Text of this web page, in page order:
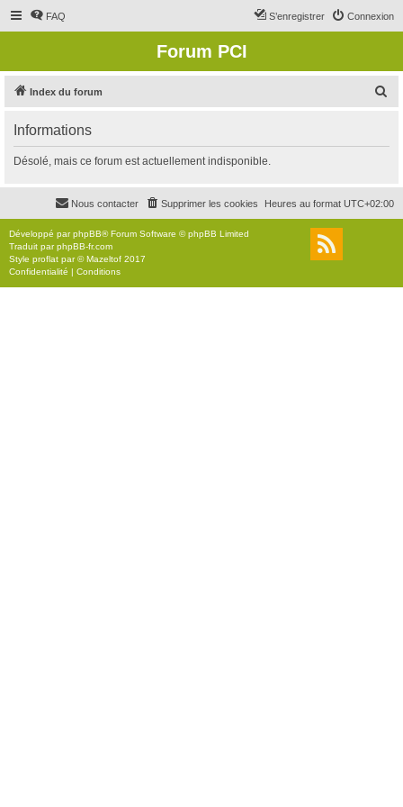
FAQ Connexion
S’enregistrer
Forum PCI
Index du forum
r
c
r
Informations
Désolé, mais ce forum est actuellement indisponible.
Heures au format UTC+02:00
Supprimer les cookies
Nous contacter
Développé parphpBB® Forum Software © phpBB Limited
Traduit parphpBB-fr.com
Style proflat par ©Mazeltof 2017
Confidentialité | Conditions